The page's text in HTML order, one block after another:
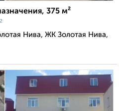
375 м²
Нива, ЖК Золотая Нива,